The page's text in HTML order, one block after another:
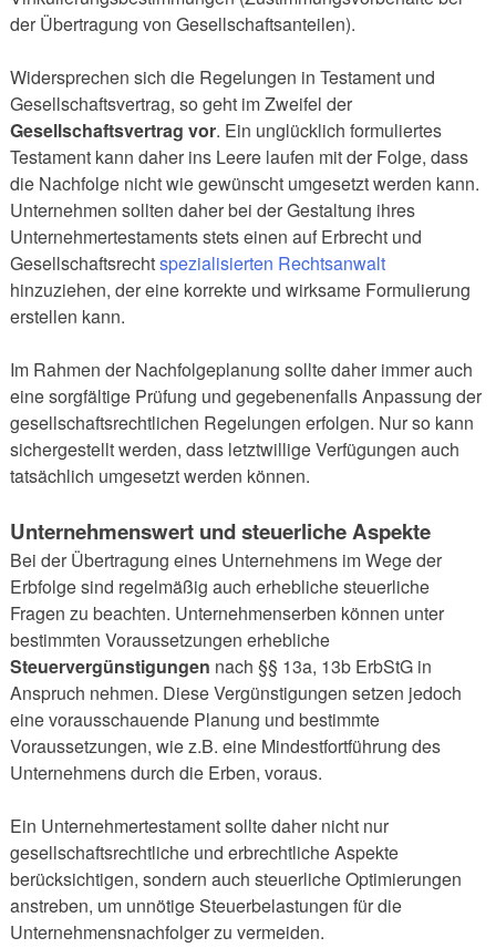
der Übertragung von Gesellschaftsanteilen).
Widersprechen sich die Regelungen in Testament und
Gesellschaftsvertrag, so geht im Zweifel der
Gesellschaftsvertrag vor. Ein unglücklich formuliertes
Testament kann daher ins Leere laufen mit der Folge, dass
die Nachfolge nicht wie gewünscht umgesetzt werden kann.
Unternehmen sollten daher bei der Gestaltung ihres
Unternehmertestaments stets einen auf Erbrecht und
Gesellschaftsrechtspezialisierten Rechtsanwalt
hinzuziehen, der eine korrekte und wirksame Formulierung
erstellen kann.
Im Rahmen der Nachfolgeplanung sollte daher immer auch
eine sorgfältige Prüfung und gegebenenfalls Anpassung der
gesellschaftsrechtlichen Regelungen erfolgen. Nur so kann
sichergestellt werden, dass letztwillige Verfügungen auch
tatsächlich umgesetzt werden können.
Unternehmenswert und steuerliche Aspekte
Bei der Übertragung eines Unternehmens im Wege der
Erbfolge sind regelmäßig auch erhebliche steuerliche
Fragen zu beachten. Unternehmenserben können unter
bestimmten Voraussetzungen erhebliche
Steuervergünstigungen nach §§ 13a, 13b ErbStG in
Anspruch nehmen. Diese Vergünstigungen setzen jedoch
eine vorausschauende Planung und bestimmte
Voraussetzungen, wie z.B. eine Mindestfortführung des
Unternehmens durch die Erben, voraus.
Ein Unternehmertestament sollte daher nicht nur
gesellschaftsrechtliche und erbrechtliche Aspekte
berücksichtigen, sondern auch steuerliche Optimierungen
anstreben, um unnötige Steuerbelastungen für die
Unternehmensnachfolger zu vermeiden.